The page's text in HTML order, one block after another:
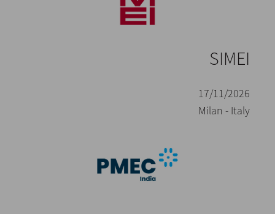
SIMEI
17/11/2026
Milan - Italy